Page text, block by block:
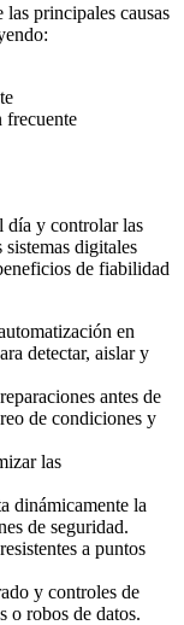
principales causas
frecuente
día y controlar las
sistemas digitales
de fiabilidad
en
detectar, aislar y
antes de
de condiciones y
las
dinámicamente la
de seguridad.
a puntos
y controles de
o robos de datos.